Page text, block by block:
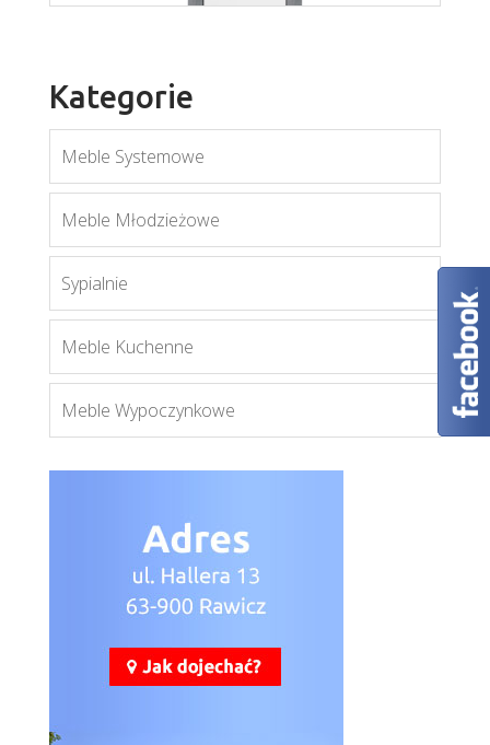
Kategorie
Meble Systemowe
Meble Młodzieżowe
Sypialnie
Meble Kuchenne
Meble Wypoczynkowe